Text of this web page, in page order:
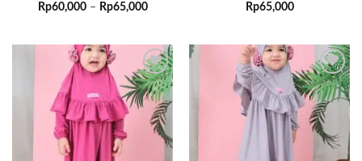
Rp60,000 – Rp65,000Rentang
Rp65,000
Rp65,000
Add to
wishlist
Add to
wishlist